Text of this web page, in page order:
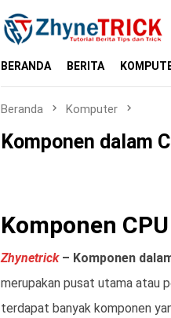
BERANDA BERITA
Beranda Komputer
Komponen dalam
Komponen CPU
Zhynetrick– Komponen
merupakan pusat utama atau
terdapat banyak komponen